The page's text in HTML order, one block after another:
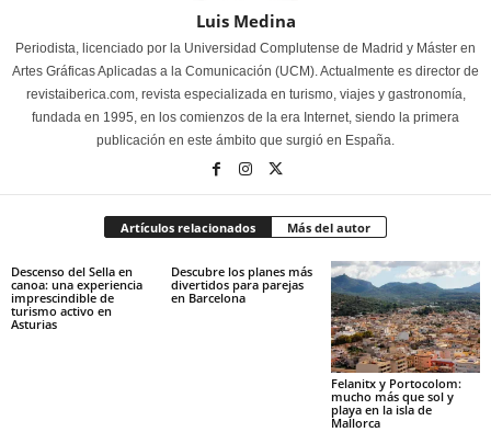
Luis Medina
Periodista, licenciado por la Universidad Complutense de Madrid y Máster en
Artes Gráficas Aplicadas a la Comunicación (UCM). Actualmente es director de
revistaiberica.com, revista especializada en turismo, viajes y gastronomía,
fundada en 1995, en los comienzos de la era Internet, siendo la primera
publicación en este ámbito que surgió en España.
Artículos relacionados Más del autor
Descenso del Sella en
canoa: una experiencia
imprescindible de
turismo activo en
Asturias
Descubre los planes más
divertidos para parejas
en Barcelona
Felanitx y Portocolom:
mucho más que sol y
playa en la isla de
Mallorca